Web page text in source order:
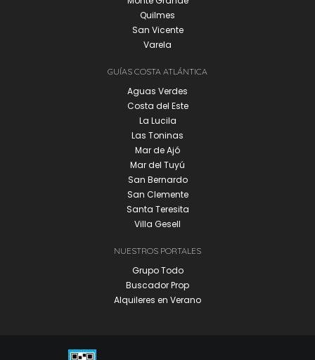
Quilmes
San Vicente
Varela
GUÍAS COSTA ATLÁNTICA
Aguas Verdes
Costa del Este
La Lucila
Las Toninas
Mar de Ajó
Mar del Tuyú
San Bernardo
San Clemente
Santa Teresita
Villa Gesell
NUESTROS PORTALES
Grupo Todo
Buscador Prop
Alquileres en Verano